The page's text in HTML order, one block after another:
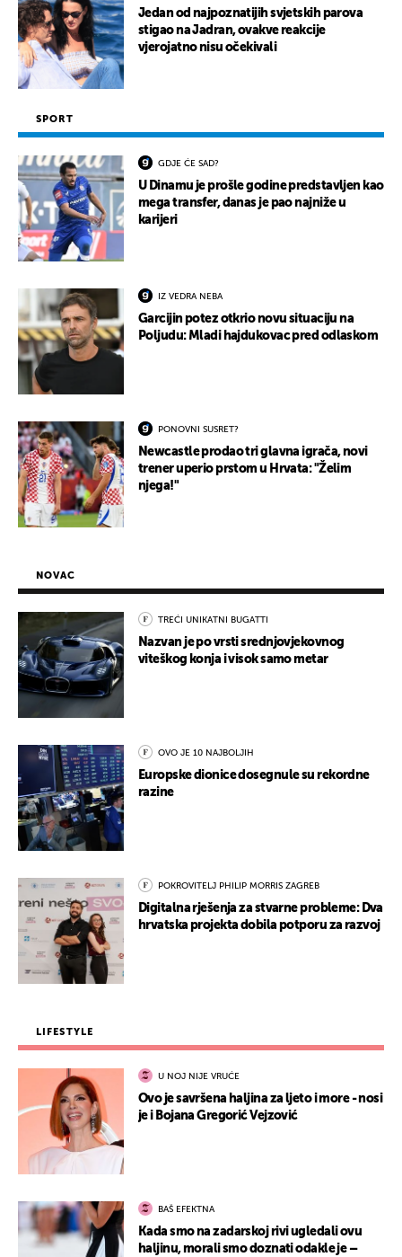
Jedan od najpoznatijih svjetskih parova
stigao na Jadran, ovakve reakcije
vjerojatno nisu očekivali
SPORT
GDJE ĆE SAD?
U Dinamu je prošle godine predstavljen kao
mega transfer, danas je pao najniže u
karijeri
IZ VEDRA NEBA
Garcijin potez otkrio novu situaciju na
Poljudu: Mladi hajdukovac pred odlaskom
PONOVNI SUSRET?
Newcastle prodao tri glavna igrača, novi
trener uperio prstom u Hrvata: "Želim
njega!"
NOVAC
TREĆI UNIKATNI BUGATTI
Nazvan je po vrsti srednjovjekovnog
viteškog konja i visok samo metar
OVO JE 10 NAJBOLJIH
Europske dionice dosegnule su rekordne
razine
POKROVITELJ PHILIP MORRIS ZAGREB
Digitalna rješenja za stvarne probleme: Dva
hrvatska projekta dobila potporu za razvoj
LIFESTYLE
U NOJ NIJE VRUĆE
Ovo je savršena haljina za ljeto i more - nosi
je i Bojana Gregorić Vejzović
BAŠ EFEKTNA
Kada smo na zadarskoj rivi ugledali ovu
haljinu, morali smo doznati odakle je –